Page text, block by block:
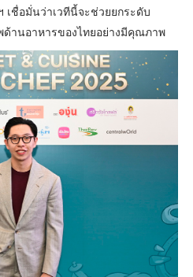
เชื่อมั่นว่าเวทีนี้จะช่วยยกระดับ
านอาหารของไทยอย่างมีคุณภาพ